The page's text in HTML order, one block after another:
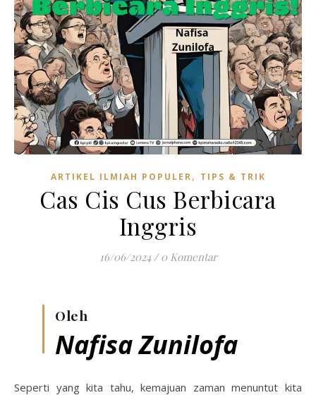
ARTIKEL ILMIAH POPULER, TIPS & TRIK
Cas Cis Cus Berbicara
Inggris
16/06/2024 / 0 Komentar
Oleh
Nafisa Zunilofa
Seperti yang kita tahu, kemajuan zaman menuntut kita